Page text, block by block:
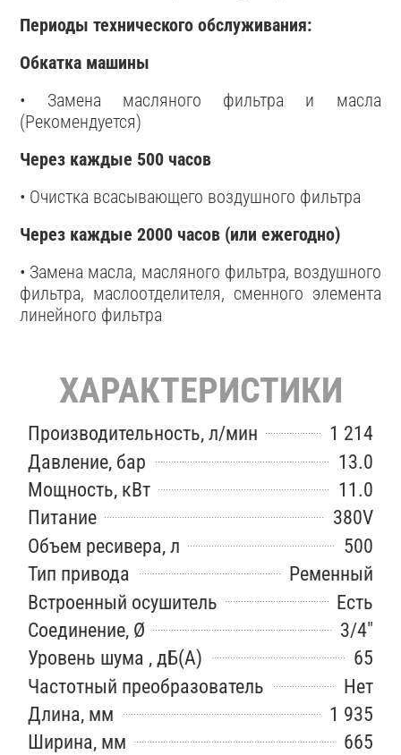
Периоды технического обслуживания:
Обкатка машины
• Замена масляного фильтра и масла
(Рекомендуется)
Через каждые 500 часов
• Очистка всасывающего воздушного фильтра
Через каждые 2000 часов (или ежегодно)
• Замена масла, масляного фильтра, воздушного
фильтра, маслоотделителя, сменного элемента
линейного фильтра
ХАРАКТЕРИСТИКИ
Производительность, л/мин
1 214
Давление, бар
13.0
Мощность, кВт
11.0
Питание
380V
Объем ресивера, л
500
Тип привода
Ременный
Встроенный осушитель
Есть
Соединение, Ø
3/4″
Уровень шума , дБ(А)
65
Частотный преобразователь
Нет
Длина, мм
1 935
Ширина, мм
665